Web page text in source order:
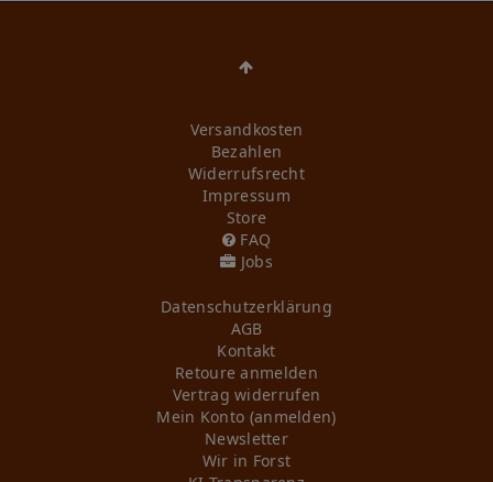
Versandkosten
Bezahlen
Widerrufs­recht
Impressum
Store
FAQ
Jobs
Daten­schutz­erklärung
AGB
Kontakt
Retoure anmelden
Vertrag widerrufen
Mein Konto (anmelden)
Newsletter
Wir in Forst